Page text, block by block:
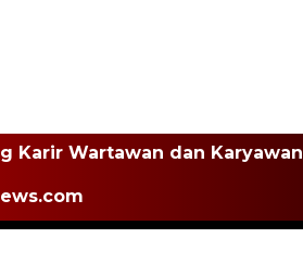
Karir Wartawan dan Karyawan